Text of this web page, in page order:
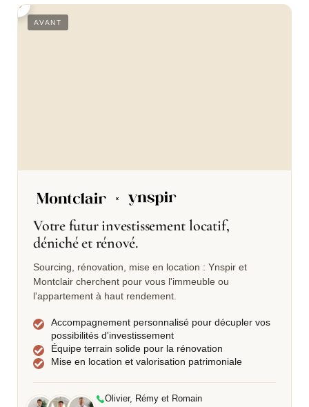
Votre futur investissement locatif,
déniché et rénové.
Sourcing, rénovation, mise en location : Ynspir et
Montclair cherchent pour vous l'immeuble ou
l'appartement à haut rendement.
Accompagnement personnalisé pour décupler vos
possibilités d'investissement
Équipe terrain solide pour la rénovation
Mise en location et valorisation patrimoniale
Olivier, Rémy et Romain
AVANT